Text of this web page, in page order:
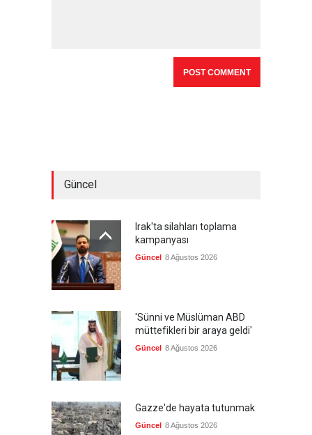
Güncel
Irak'ta silahları toplama
kampanyası
Güncel 8 Ağustos 2026
'Sünni ve Müslüman ABD
müttefikleri bir araya geldi'
Güncel 8 Ağustos 2026
Gazze'de hayata tutunmak
Güncel 8 Ağustos 2026